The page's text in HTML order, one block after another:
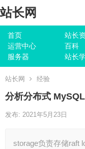
站长网
首页 站长
运营中心
百科
服务器
站长
站长网 经验
分析分布式
发布: 2021年5月23日
storage负责存储raft